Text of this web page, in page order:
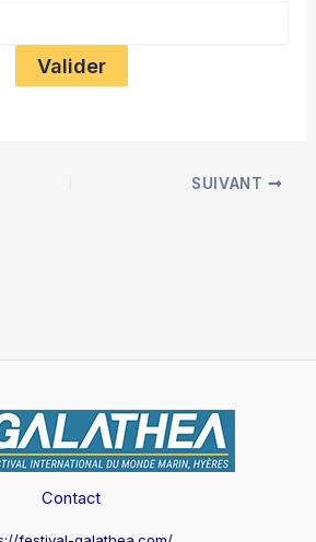
SUIVANT
Contact